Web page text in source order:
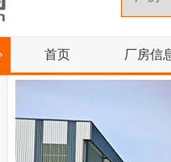
首页 厂房信